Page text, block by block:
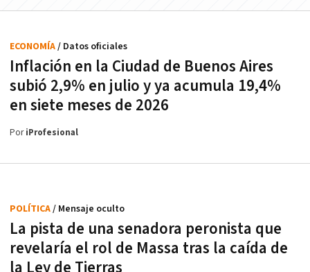
Inflación en la Ciudad de Buenos Aires
subió 2,9% en julio y ya acumula 19,4%
en siete meses de 2026
ECONOMÍA/ Datos oficiales
PoriProfesional
La pista de una senadora peronista que
revelaría el rol de Massa tras la caída de
la Ley de Tierras
POLÍTICA/ Mensaje oculto